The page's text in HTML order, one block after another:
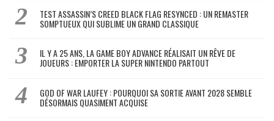
TEST ASSASSIN’S CREED BLACK FLAG RESYNCED : UN REMASTER
SOMPTUEUX QUI SUBLIME UN GRAND CLASSIQUE
IL Y A 25 ANS, LA GAME BOY ADVANCE RÉALISAIT UN RÊVE DE
JOUEURS : EMPORTER LA SUPER NINTENDO PARTOUT
GOD OF WAR LAUFEY : POURQUOI SA SORTIE AVANT 2028 SEMBLE
DÉSORMAIS QUASIMENT ACQUISE